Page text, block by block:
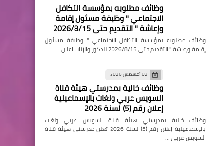
وظائف مطلوبه بمؤسسة التكافل
الاجتماعي " وظيفة مسئول إقامة
وإعاشة " التقديم حتى 2026/8/15
وظائف مطلوبه بمؤسسة التكافل الاجتماعي " وظيفة مسئول
إقامة وإعاشة " التقديم حتى 2026/8/15 للذكور والإناث اعلان…
02 أغسطس 2026
وظائف خالية بمدرستي هيئة قناة
السويس عربي ولغات بالإسماعيلية
إعلان رقم (5) لسنة 2026
وظائف خالية بمدرستي هيئة قناة السويس عربي ولغات
بالإسماعيلية إعلان رقم (5) لسنة 2026 تعلن مدرستي هيئة قناة
السويس عربي …